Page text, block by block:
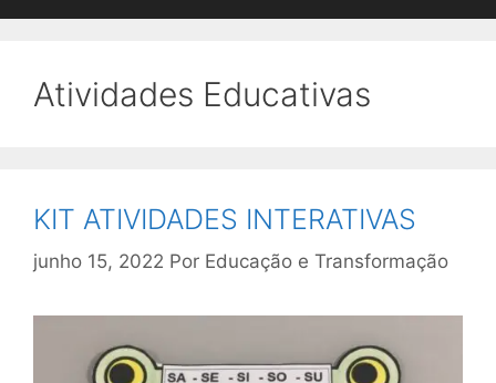
Atividades Educativas
KIT ATIVIDADES INTERATIVAS
junho 15, 2022 Por Educação e Transformação